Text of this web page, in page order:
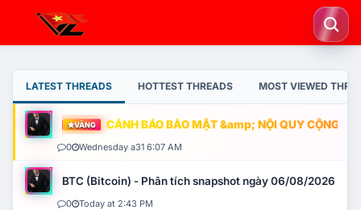
LATEST THREADS HOTTEST THREADS MOST VIEWED
VÀNG CẢNH BÁO BẢO MẬT &amp; NỘI QUY CỘNG
0 Wednesday a31 6:07 AM
BTC (Bitcoin) - Phân tích snapshot ngày 06/08/2026
0 Today at 2:43 PM